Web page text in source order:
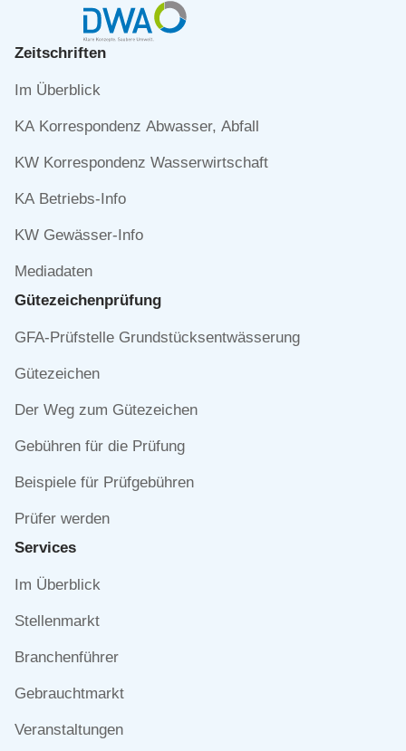
Zeitschriften
Navigation
Im Überblick
KA Korrespondenz Abwasser, Abfall
KW Korrespondenz Wasserwirtschaft
KA Betriebs-Info
KW Gewässer-Info
Mediadaten
Gütezeichen­prüfung
Navigation
GFA-Prüfstelle Grundstücksentwässerung
Gütezeichen
Der Weg zum Gütezeichen
Gebühren für die Prüfung
Beispiele für Prüfgebühren
Prüfer werden
Services
Navigation
Im Überblick
Stellenmarkt
Branchenführer
Gebrauchtmarkt
Veranstaltungen